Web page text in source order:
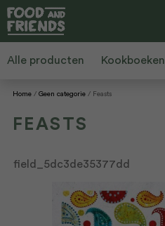
Alle producten Kookboeken
Home Geen categorie Feasts
FEASTS
field_5dc3de35377dd